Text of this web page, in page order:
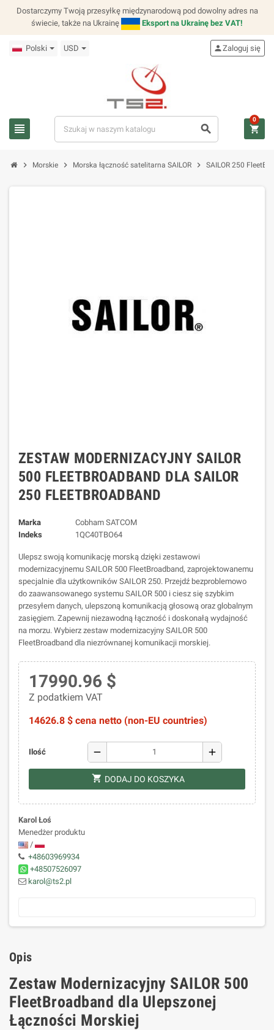
Dostarczymy Twoją przesyłkę międzynarodową pod dowolny adres na
świecie, także na Ukrainę
Eksport na Ukrainę bez VAT!
Polski USD
view_headline search
personZaloguj się
shopping_cart
0
chevron_right Morskie chevron_right Morska łączność satelitarna SAILOR chevron_right SAILOR 250
ZESTAW MODERNIZACYJNY SAILOR
500 FLEETBROADBAND DLA SAILOR
250 FLEETBROADBAND
Marka
Cobham SATCOM
Indeks
1QC40TBO64
Ulepsz swoją komunikację morską dzięki zestawowi
modernizacyjnemu SAILOR 500 FleetBroadband, zaprojektowanemu
specjalnie dla użytkowników SAILOR 250. Przejdź bezproblemowo
do zaawansowanego systemu SAILOR 500 i ciesz się szybkim
przesyłem danych, ulepszoną komunikacją głosową oraz globalnym
zasięgiem. Zapewnij niezawodną łączność i doskonałą wydajność
na morzu. Wybierz zestaw modernizacyjny SAILOR 500
FleetBroadband dla niezrównanej komunikacji morskiej.
17990.96 $
Z podatkiem VAT
14626.8 $ cena netto (non-EU countries)
Ilość remove add
shopping_cart DODAJ DO KOSZYKA
Karol Łoś
Menedżer produktu
/
+48603969934
+48507526097
karol@ts2.pl
Opis
Zestaw Modernizacyjny SAILOR 500
FleetBroadband dla Ulepszonej
Łączności Morskiej